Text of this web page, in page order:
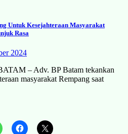
Untuk Kesejahteraan Masyarakat
Rasa
2024
– Adv. BP Batam tekankan
masyarakat Rempang saat